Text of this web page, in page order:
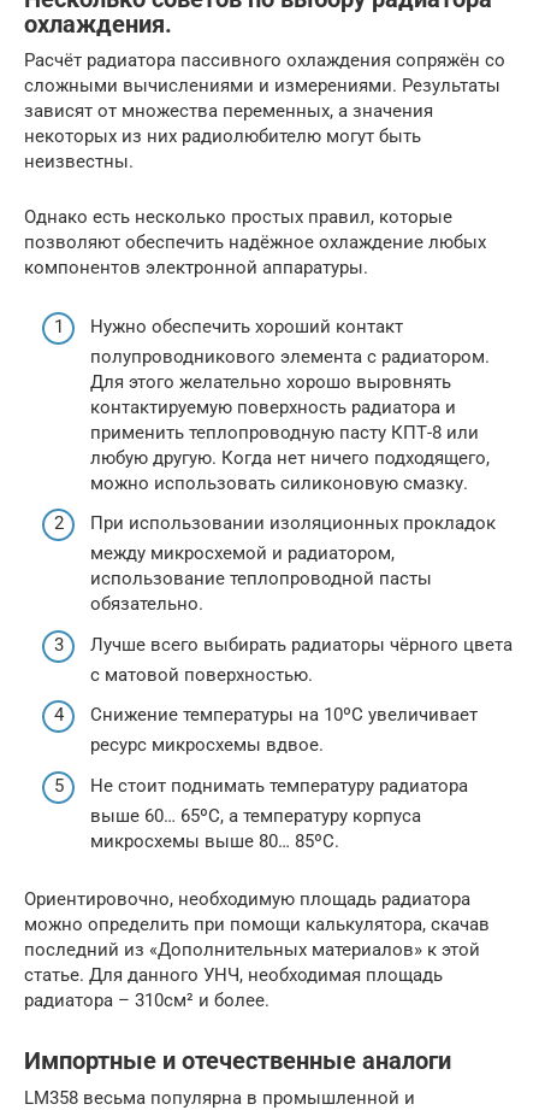
охлаждения.
Расчёт радиатора пассивного охлаждения сопряжён со
сложными вычислениями и измерениями. Результаты
зависят от множества переменных, а значения
некоторых из них радиолюбителю могут быть
неизвестны.
Однако есть несколько простых правил, которые
позволяют обеспечить надёжное охлаждение любых
компонентов электронной аппаратуры.
Нужно обеспечить хороший контакт
полупроводникового элемента с радиатором.
Для этого желательно хорошо выровнять
контактируемую поверхность радиатора и
применить теплопроводную пасту КПТ-8 или
любую другую. Когда нет ничего подходящего,
можно использовать силиконовую смазку.
При использовании изоляционных прокладок
между микросхемой и радиатором,
использование теплопроводной пасты
обязательно.
Лучше всего выбирать радиаторы чёрного цвета
с матовой поверхностью.
Снижение температуры на 10ºС увеличивает
ресурс микросхемы вдвое.
Не стоит поднимать температуру радиатора
выше 60… 65ºС, а температуру корпуса
микросхемы выше 80… 85ºС.
Ориентировочно, необходимую площадь радиатора
можно определить при помощи калькулятора, скачав
последний из «Дополнительных материалов» к этой
статье. Для данного УНЧ, необходимая площадь
радиатора – 310см² и более.
Импортные и отечественные аналоги
LM358 весьма популярна в промышленной и